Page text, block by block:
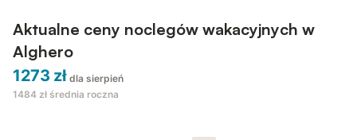
Aktualne ceny noclegów wakacyjnych w
Alghero
1273 zł dla sierpień
1484 zł średnia roczna